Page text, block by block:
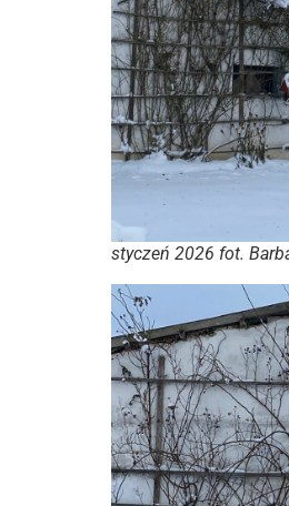
styczeń 2026 fot.